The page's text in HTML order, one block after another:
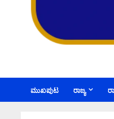
ಮುಖಪುಟ ರಾಜ್ಯ